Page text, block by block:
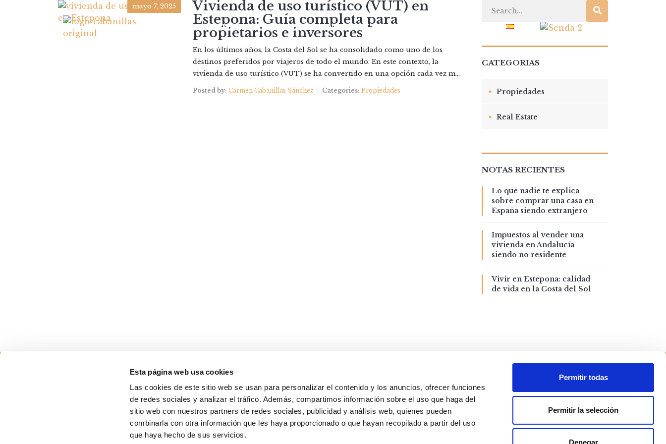
Esta página web usa cookies
Las cookies de este sitio web se usan para personalizar el contenido y los anuncios, ofrecer funciones
de redes sociales y analizar el tráfico. Además, compartimos información sobre el uso que haga del
sitio web con nuestros partners de redes sociales, publicidad y análisis web, quienes pueden
combinarla con otra información que les haya proporcionado o que hayan recopilado a partir del uso
que haya hecho de sus servicios.
Permitir todas
Permitir la selección
Denegar
PROPIEDADES NOSOTROS QUIERES VENDER?
mayo 7, 2025
Vivienda de uso turístico (VUT) en
Estepona: Guía completa para
propietarios e inversores
En los últimos años, la Costa del Sol se ha consolidado como uno de los
destinos preferidos por viajeros de todo el mundo. En este contexto, la
vivienda de uso turístico (VUT) se ha convertido en una opción cada vez m...
Posted by: Carmen Cabanillas Sánchez Categories: Propiedades
CATEGORIAS
Propiedades
Real Estate
NOTAS RECIENTES
Lo que nadie te explica
sobre comprar una casa en
España siendo extranjero
Impuestos al vender una
vivienda en Andalucía
siendo no residente
Vivir en Estepona: calidad
de vida en la Costa del Sol
sales@cabanillasrealestate.com
Avda. España 90, 29680 Estepona, Málaga
Política de Privacidad